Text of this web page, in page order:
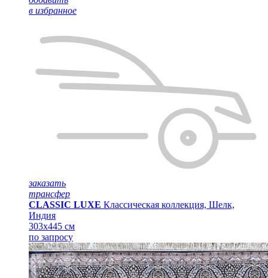
в избранное
заказать
трансфер
CLASSIC LUXE Классическая коллекция, Шелк,
Индия
303x445 см
по запросу